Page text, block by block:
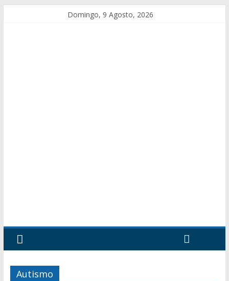
Domingo, 9 Agosto, 2026
Autismo